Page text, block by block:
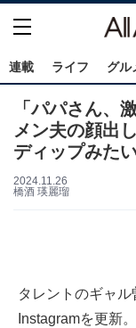
連載 ライフ グル
「パパさん、
メン夫の顔出
ディップみたい
2024.11.26
橋酒 瑛麗瑠
タレントのギャ
Instagramを更新